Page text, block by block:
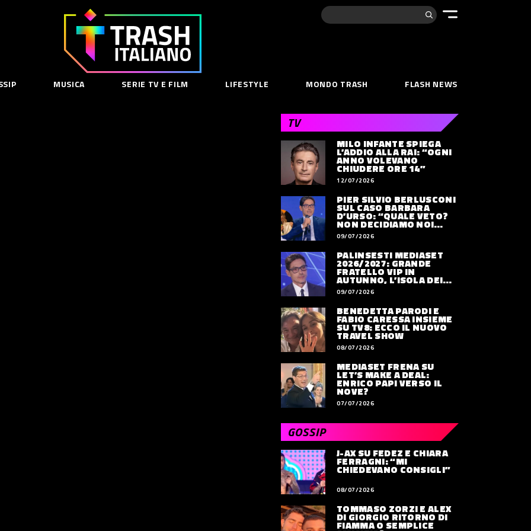
Cerca:
Trash
Italiano
MUSICA SERIE TV E FILM LIFESTYLE MONDO TRASH FLASH NEWS
TV
MILO INFANTE SPIEGA
L’ADDIO ALLA RAI: “OGNI
ANNO VOLEVANO
CHIUDERE ORE 14”
12/07/2026
PIER SILVIO BERLUSCONI
SUL CASO BARBARA
D’URSO: “QUALE VETO?
NON DECIDIAMO NOI
DOVE LAVORERÀ”
09/07/2026
PALINSESTI MEDIASET
2026/2027: GRANDE
FRATELLO VIP IN
AUTUNNO, L’ISOLA DEI
FAMOSI SLITTA AL 2027
09/07/2026
BENEDETTA PARODI E
FABIO CARESSA INSIEME
SU TV8: ECCO IL NUOVO
TRAVEL SHOW
08/07/2026
MEDIASET FRENA SU
LET’S MAKE A DEAL:
ENRICO PAPI VERSO IL
NOVE?
07/07/2026
GOSSIP
J-AX SU FEDEZ E CHIARA
FERRAGNI: “MI
CHIEDEVANO CONSIGLI”
08/07/2026
TOMMASO ZORZI E ALEX
DI GIORGIO RITORNO DI
FIAMMA O SEMPLICE